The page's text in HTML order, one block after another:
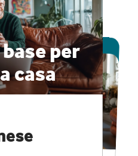
per
casa
ONLINE
veloce e
speciali